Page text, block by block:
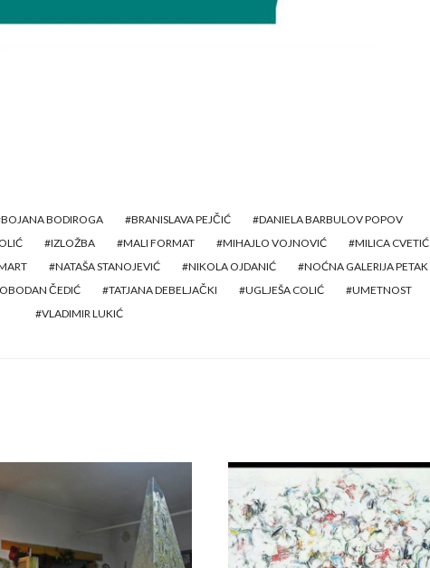
BOJANA BODIROGA BRANISLAVA PEJČIĆ
DANIELA BARBULOV POPOV
IZLOŽBA MALI FORMAT MIHAJLO VOJNOVIĆ
MILICA CVETIĆ
NATAŠA STANOJEVIĆ NIKOLA OJDANIĆ
NOĆNA GALERIJA PETAK
ČEDIĆ TATJANA DEBELJAČKI UGLJEŠA COLIĆ
UMETNOST
VLADIMIR LUKIĆ